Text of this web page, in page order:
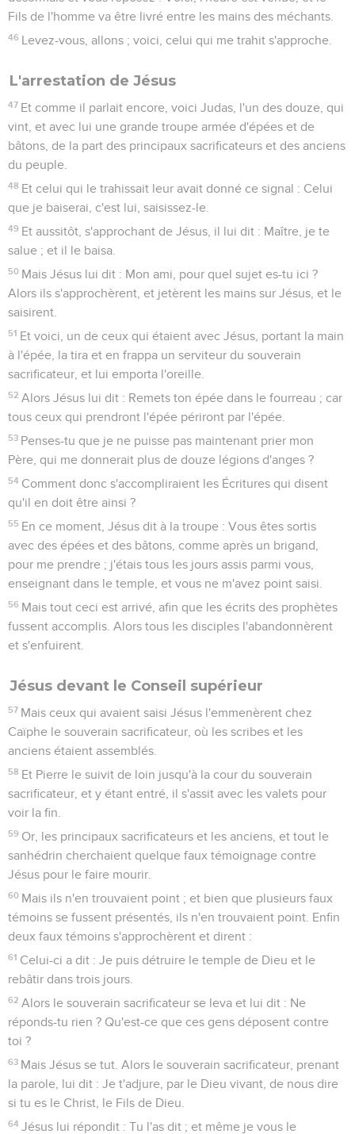
Fils de l'homme va être livré entre les mains des méchants.
46 Levez-vous, allons ; voici, celui qui me trahit s'approche.
L'arrestation de Jésus
47 Et comme il parlait encore, voici Judas, l'un des douze, qui
vint, et avec lui une grande troupe armée d'épées et de
bâtons, de la part des principaux sacrificateurs et des anciens
du peuple.
48 Et celui qui le trahissait leur avait donné ce signal : Celui
que je baiserai, c'est lui, saisissez-le.
49 Et aussitôt, s'approchant de Jésus, il lui dit : Maître, je te
salue ; et il le baisa.
50 Mais Jésus lui dit : Mon ami, pour quel sujet es-tu ici ?
Alors ils s'approchèrent, et jetèrent les mains sur Jésus, et le
saisirent.
51 Et voici, un de ceux qui étaient avec Jésus, portant la main
à l'épée, la tira et en frappa un serviteur du souverain
sacrificateur, et lui emporta l'oreille.
52 Alors Jésus lui dit : Remets ton épée dans le fourreau ; car
tous ceux qui prendront l'épée périront par l'épée.
53 Penses-tu que je ne puisse pas maintenant prier mon
Père, qui me donnerait plus de douze légions d'anges ?
54 Comment donc s'accompliraient les Écritures qui disent
qu'il en doit être ainsi ?
55 En ce moment, Jésus dit à la troupe : Vous êtes sortis
avec des épées et des bâtons, comme après un brigand,
pour me prendre ; j'étais tous les jours assis parmi vous,
enseignant dans le temple, et vous ne m'avez point saisi.
56 Mais tout ceci est arrivé, afin que les écrits des prophètes
fussent accomplis. Alors tous les disciples l'abandonnèrent
et s'enfuirent.
Jésus devant le Conseil supérieur
57 Mais ceux qui avaient saisi Jésus l'emmenèrent chez
Caïphe le souverain sacrificateur, où les scribes et les
anciens étaient assemblés.
58 Et Pierre le suivit de loin jusqu'à la cour du souverain
sacrificateur, et y étant entré, il s'assit avec les valets pour
voir la fin.
59 Or, les principaux sacrificateurs et les anciens, et tout le
sanhédrin cherchaient quelque faux témoignage contre
Jésus pour le faire mourir.
60 Mais ils n'en trouvaient point ; et bien que plusieurs faux
témoins se fussent présentés, ils n'en trouvaient point. Enfin
deux faux témoins s'approchèrent et dirent :
61 Celui-ci a dit : Je puis détruire le temple de Dieu et le
rebâtir dans trois jours.
62 Alors le souverain sacrificateur se leva et lui dit : Ne
réponds-tu rien ? Qu'est-ce que ces gens déposent contre
toi ?
63 Mais Jésus se tut. Alors le souverain sacrificateur, prenant
la parole, lui dit : Je t'adjure, par le Dieu vivant, de nous dire
si tu es le Christ, le Fils de Dieu.
64 Jésus lui répondit : Tu l'as dit ; et même je vous le